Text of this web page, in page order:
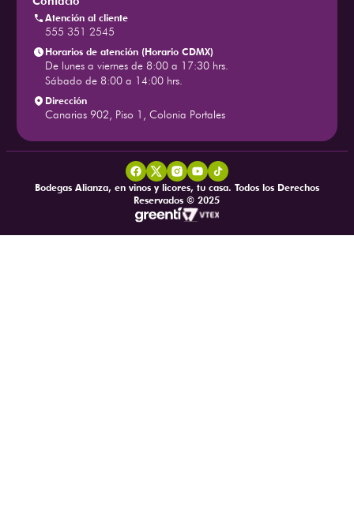
Atención al cliente
555 351 2545
Horarios de atención (Horario CDMX)
De lunes a viernes de 8:00 a 17:30 hrs.
Sábado de 8:00 a 14:00 hrs.
Dirección
Canarias 902, Piso 1, Colonia Portales
Bodegas Alianza, en vinos y licores, tu casa. Todos los Derechos
Reservados © 2025